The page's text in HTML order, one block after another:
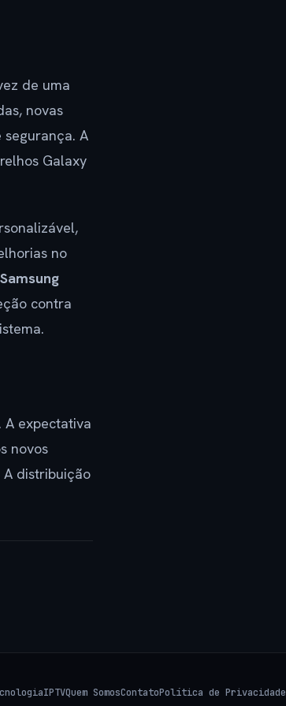
de uma
novas
A
Galaxy
no
Samsung
contra
A expectativa
novos
A distribuição
IPTVQuem SomosContatoPolítica de Privacidade